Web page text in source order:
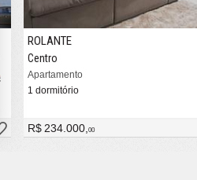
ROLANTE
Centro
Apartamento
1 dormitório
R$ 234.000, 00